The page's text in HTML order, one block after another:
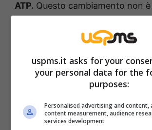
ATP. Questo cambiamento non
interrogativi sulla capacità di
sulle sue prossime mosse per
uspms.it asks for your
your personal data for the
purposes:
Personalised advertising and content,
content measurement, audience
services development